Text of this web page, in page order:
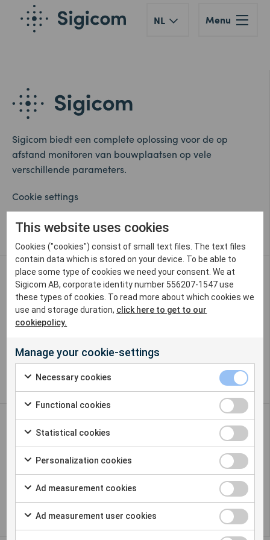
NL Menu
Sigicom biedt een complete oplossing voor de op
afstand monitoren van bouwplaatsen op vele
verschillende parameters.
Cookie settings
Whistleblower
Waar u ons kunt vinden
Canada
Frankrijk
Nederland
Verenigde Staten
Zweden (hoofdkantoor)
Onze producten:
Produkten
De Produktcatalogus
Event:
Beurzen
This website uses cookies
Cookies ("cookies") consist of small text files. The text files
contain data which is stored on your device. To be able to
place some type of cookies we need your consent. We at
Sigicom AB, corporate identity number 556207-1547 use
these types of cookies. To read more about which cookies we
use and storage duration, click here to get to our
cookiepolicy.
Manage your cookie-settings
Necessary cookies
Functional cookies
Statistical cookies
Personalization cookies
Ad measurement cookies
Ad measurement user cookies